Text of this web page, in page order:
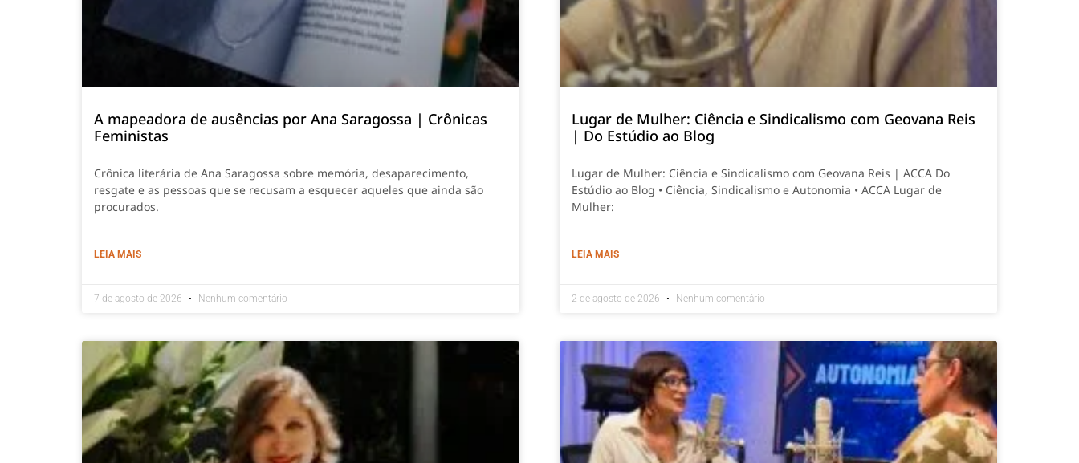
A mapeadora de ausências por Ana Saragossa | Crônicas
Feministas
Crônica literária de Ana Saragossa sobre memória, desaparecimento,
resgate e as pessoas que se recusam a esquecer aqueles que ainda são
procurados.
LEIA MAIS
7 de agosto de 2026 Nenhum comentário
Lugar de Mulher: Ciência e Sindicalismo com Geovana Reis
| Do Estúdio ao Blog
Lugar de Mulher: Ciência e Sindicalismo com Geovana Reis | ACCA Do
Estúdio ao Blog • Ciência, Sindicalismo e Autonomia • ACCA Lugar de
Mulher:
LEIA MAIS
2 de agosto de 2026 Nenhum comentário